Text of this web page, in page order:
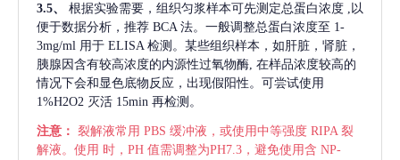
3.5、 根据实验需要，组织匀浆样本可先测定总蛋白浓度
,以
便于数据分析，推荐 BCA 法。一般调整总蛋白浓度至 1-
3mg/ml 用于 ELISA 检测。某些组织样本，如肝脏，肾脏，
胰腺因含有较高浓度的内源性过氧物酶, 在样品浓度较高的
情况下会和显色底物反应，出现假阳性。可尝试使用
1%H2O2 灭活 15min 再检测。
注意： 裂解液常用 PBS 缓冲液，或使用中等强度 RIPA 裂
解液。使用 时，PH 值需调整为PH7.3，避免使用含 NP-